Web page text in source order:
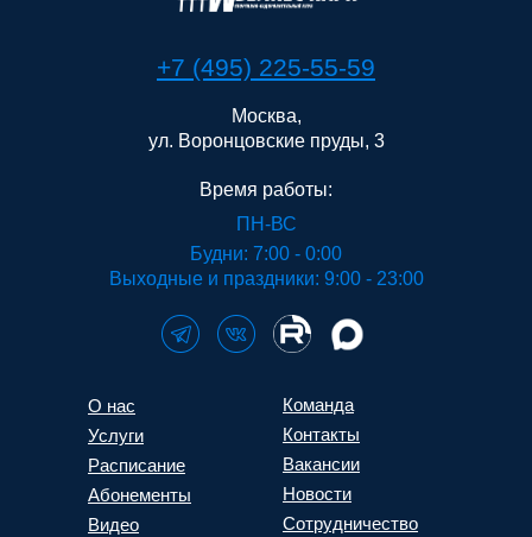
+7 (495) 225-55-59
О нас
Услуги
Расписание
Абонементы
Контакты
Вакансии
Видео Сотрудничество
Москва,
ул. Воронцовские пруды, 3
Время работы:
ПН-ВС
Будни: 7:00 - 0:00
Выходные и праздники: 9:00 - 23:00
Команда
Новости